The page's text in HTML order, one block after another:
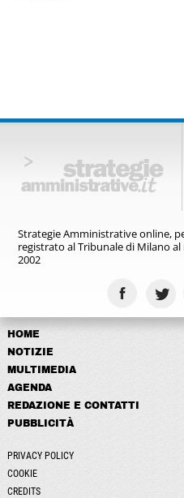
Strategie Amministrative online,
registratoal Tribunale di Milano al
2002
HOME
NOTIZIE
MULTIMEDIA
AGENDA
REDAZIONE E CONTATTI
PUBBLICITÀ
PRIVACY POLICY
COOKIE
CREDITS